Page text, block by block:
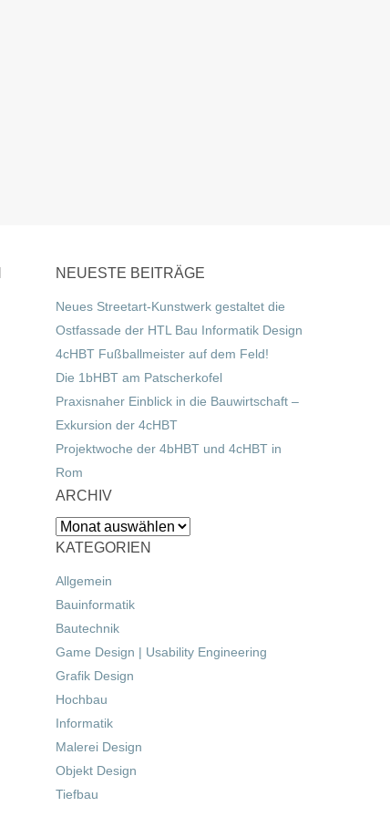
NEUESTE BEITRÄGE
Neues Streetart-Kunstwerk gestaltet die
Ostfassade der HTL Bau Informatik Design
4cHBT Fußballmeister auf dem Feld!
Die 1bHBT am Patscherkofel
Praxisnaher Einblick in die Bauwirtschaft –
Exkursion der 4cHBT
Projektwoche der 4bHBT und 4cHBT in
Rom
ARCHIV
Archiv
KATEGORIEN
Allgemein
Bauinformatik
Bautechnik
Game Design | Usability Engineering
Grafik Design
Hochbau
Informatik
Malerei Design
Objekt Design
Tiefbau